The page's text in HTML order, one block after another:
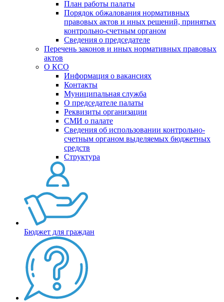
План работы палаты
Порядок обжалования нормативных
правовых актов и иных решений, принятых
контрольно-счетным органом
Сведения о председателе
Перечень законов и иных нормативных правовых
актов
О КСО
Информация о вакансиях
Контакты
Муниципальная служба
О председателе палаты
Реквизиты организации
СМИ о палате
Сведения об использовании контрольно-
счетным органом выделяемых бюджетных
средств
Структура
Бюджет для граждан